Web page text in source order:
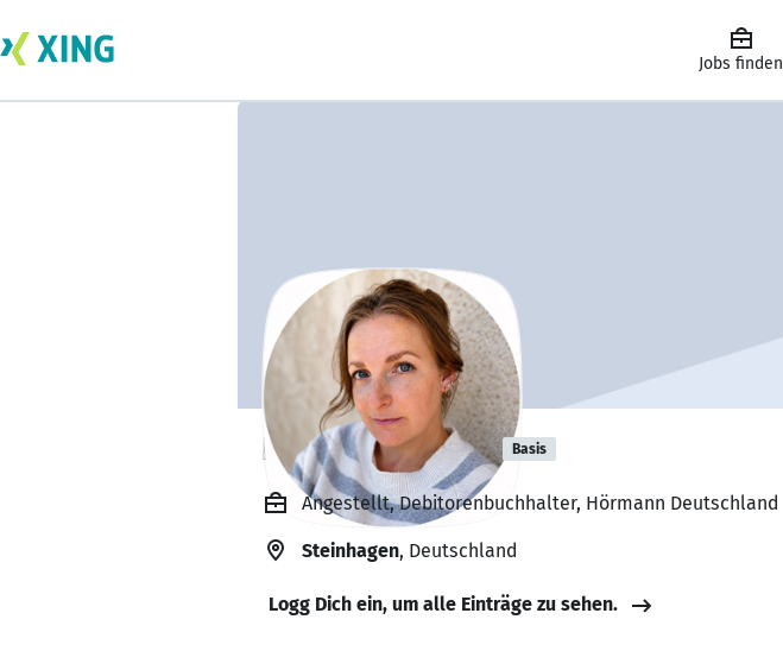
Jobs finden
Nicole Pieszura Basis
Angestellt, Debitorenbuchhalter, Hörmann Deutschland
Steinhagen, Deutschland
Logg Dich ein, um alle Einträge zu sehen.